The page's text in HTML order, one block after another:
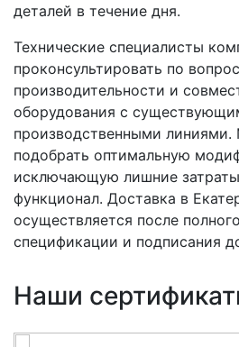
деталей в течение дня.
Технические специалисты
проконсультировать по
производительности и
оборудования с
производственными
подобрать оптимальную
исключающую лишние
функционал. Доставка в
осуществляется после
спецификации и подписания
Наши